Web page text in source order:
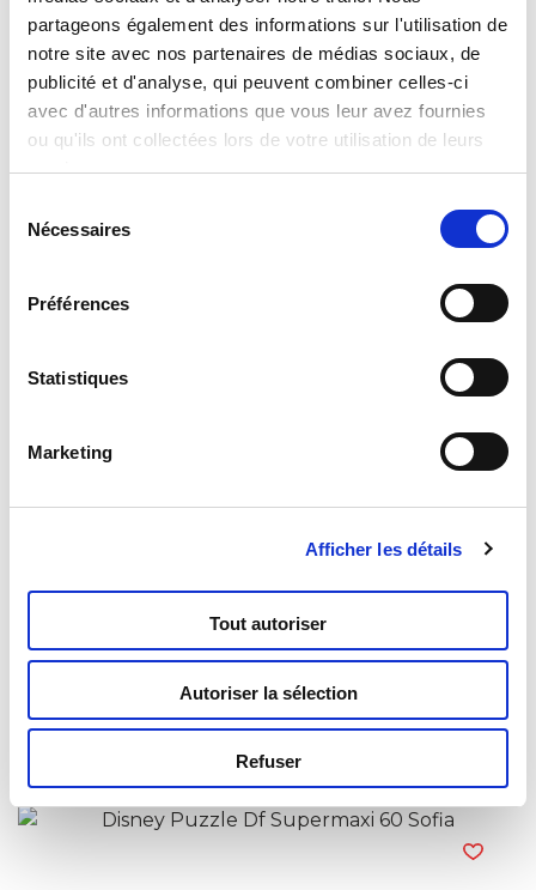
partageons également des informations sur l'utilisation de
notre site avec nos partenaires de médias sociaux, de
publicité et d'analyse, qui peuvent combiner celles-ci
avec d'autres informations que vous leur avez fournies
ou qu'ils ont collectées lors de votre utilisation de leurs
services.
Nécessaires
Préférences
Statistiques
Marketing
Afficher les détails
Tout autoriser
Autoriser la sélection
Refuser
Disney Puzzle Df Supermaxi 60 Nemo
Read more
Disney Puzzle Df Supermaxi 60 Princess
Disney Puzzle Df Supermaxi 60 Snow White